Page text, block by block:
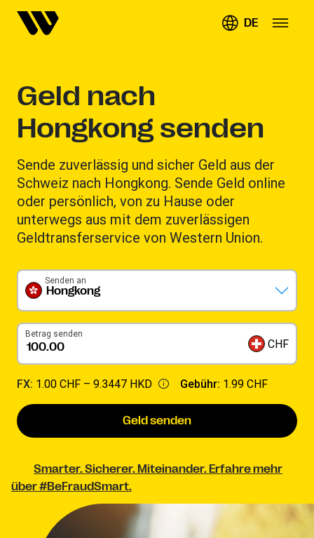
DE
Geld nach
Hongkong senden
Sende zuverlässig und sicher Geld aus der
Schweiz nach Hongkong. Sende Geld online
oder persönlich, von zu Hause oder
unterwegs aus mit dem zuverlässigen
Geldtransferservice von Western Union.
Hongkong
Senden an
Betrag senden
CHF
FX: 1.00 CHF – 9.3447 HKD Gebühr: 1.99 CHF
Geld senden
Smarter. Sicherer. Miteinander. Erfahre mehr
über #BeFraudSmart.